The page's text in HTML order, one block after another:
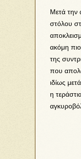
Μετά την
στόλου
ακόμη
της
που
ιδίως
η